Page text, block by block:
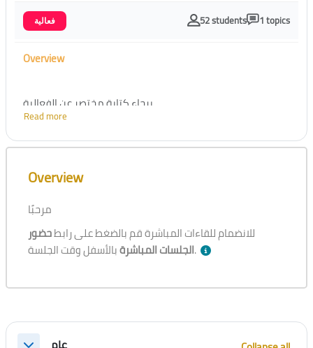
فعالية 52 students 1 topics
Overview
برجاء كتابة مختصر عن الفعالية
Read more
Skip [Cocoon] Course Overview
Overview
مرحبًا
للانضمام للقاءات المباشرة قم بالضغط على رابطحضور
الجلسات المباشرةبالأسفل وقت الجلسة.
Section outline